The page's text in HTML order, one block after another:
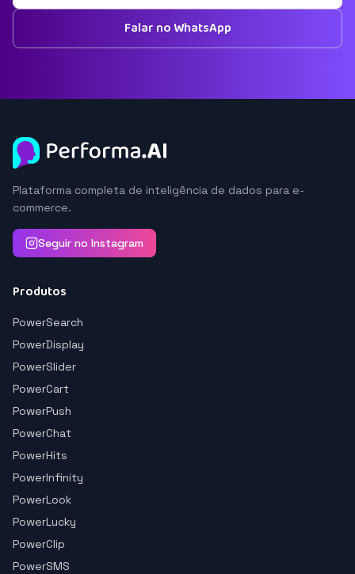
Falar no WhatsApp
Plataforma completa de inteligência de dados para e-
commerce.
Seguir no Instagram
Produtos
PowerSearch
PowerDisplay
PowerSlider
PowerCart
PowerPush
PowerChat
PowerHits
PowerInfinity
PowerLook
PowerLucky
PowerClip
PowerSMS